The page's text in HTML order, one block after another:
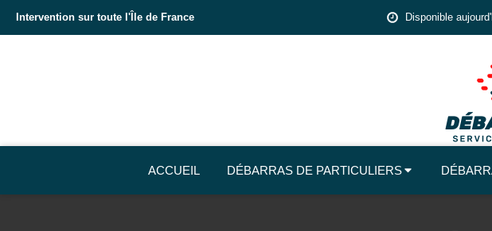
Disponible
Intervention sur toute l'Île de France
ACCUEIL DÉBARRAS DE PARTICULIERS